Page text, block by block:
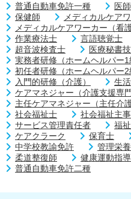
普通自動車免許一種 医師
保健師
メディカルケア
メディカルケアワーカー（看
作業療法士
言語聴覚士
超音波検査士
医療秘書
実務者研修（ホームヘルパー1
初任者研修（ホームヘルパー2
入門的研修（介護）
生
ケアマネジャー（介護支援専門
主任ケアマネジャー（主任介
社会福祉士
社会福祉主事
サービス管理責任者
福
ケアクラーク
保育士
中学校教諭免許
管理栄
柔道整復師
健康運動指
普通自動車免許二種